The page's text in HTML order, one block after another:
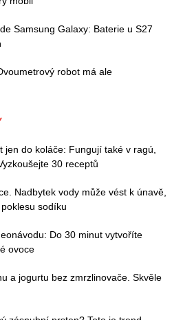
Samsung Galaxy: Baterie u S27
robot má ale
do koláče: Fungují také v ragú,
30 receptů
Nadbytek vody může vést k únavě,
sodíku
Do 30 minut vytvoříte
ovoce
a jogurtu bez zmrzlinovače. Skvěle